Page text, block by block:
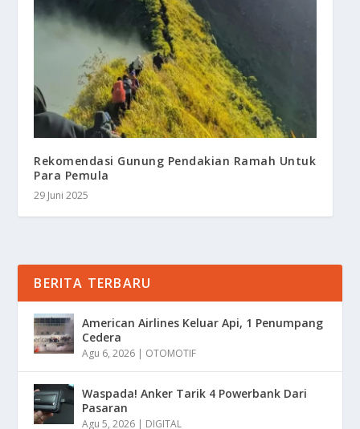
Rekomendasi Gunung Pendakian Ramah Untuk
Para Pemula
29 Juni 2025
BERITA TERBARU
American Airlines Keluar Api, 1 Penumpang
Cedera
Agu 6, 2026 | OTOMOTIF
Waspada! Anker Tarik 4 Powerbank Dari
Pasaran
Agu 5, 2026 | DIGITAL